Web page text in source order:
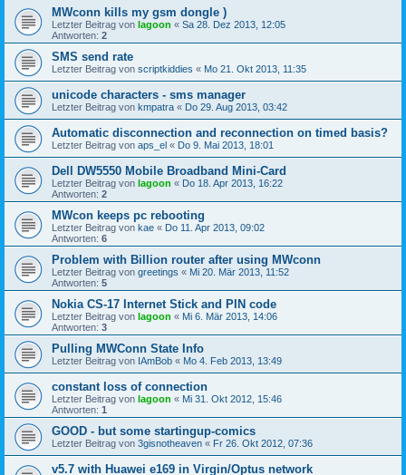
MWconn kills my gsm dongle )
Letzter Beitrag von lagoon « Sa 28. Dez 2013, 12:05
Antworten: 2
SMS send rate
Letzter Beitrag von scriptkiddies « Mo 21. Okt 2013, 11:35
unicode characters - sms manager
Letzter Beitrag von kmpatra « Do 29. Aug 2013, 03:42
Automatic disconnection and reconnection on timed basis?
Letzter Beitrag von aps_el « Do 9. Mai 2013, 18:01
Dell DW5550 Mobile Broadband Mini-Card
Letzter Beitrag von lagoon « Do 18. Apr 2013, 16:22
Antworten: 2
MWcon keeps pc rebooting
Letzter Beitrag von kae « Do 11. Apr 2013, 09:02
Antworten: 6
Problem with Billion router after using MWconn
Letzter Beitrag von greetings « Mi 20. Mär 2013, 11:52
Antworten: 5
Nokia CS-17 Internet Stick and PIN code
Letzter Beitrag von lagoon « Mi 6. Mär 2013, 14:06
Antworten: 3
Pulling MWConn State Info
Letzter Beitrag von IAmBob « Mo 4. Feb 2013, 13:49
constant loss of connection
Letzter Beitrag von lagoon « Mi 31. Okt 2012, 15:46
Antworten: 1
GOOD - but some startingup-comics
Letzter Beitrag von 3gisnotheaven « Fr 26. Okt 2012, 07:36
v5.7 with Huawei e169 in Virgin/Optus network